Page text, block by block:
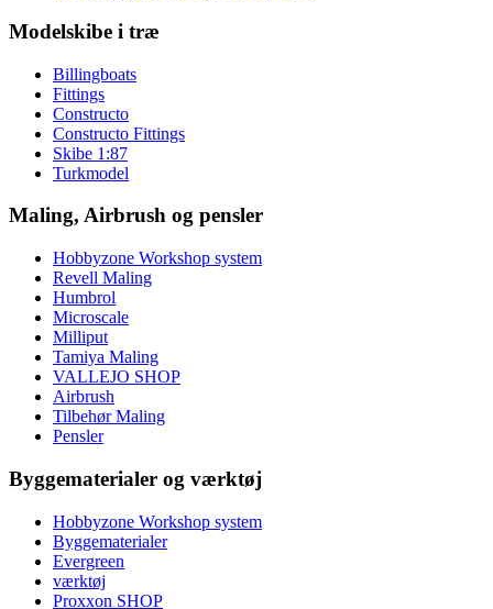
Modelskibe i træ
Billingboats
Fittings
Constructo
Constructo Fittings
Skibe 1:87
Turkmodel
Maling, Airbrush og pensler
Hobbyzone Workshop system
Revell Maling
Humbrol
Microscale
Milliput
Tamiya Maling
VALLEJO SHOP
Airbrush
Tilbehør Maling
Pensler
Byggematerialer og værktøj
Hobbyzone Workshop system
Byggematerialer
Evergreen
værktøj
Proxxon SHOP